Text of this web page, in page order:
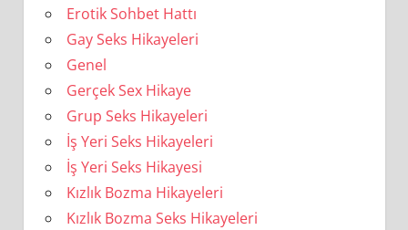
Erotik Sohbet Hattı
Gay Seks Hikayeleri
Genel
Gerçek Sex Hikaye
Grup Seks Hikayeleri
İş Yeri Seks Hikayeleri
İş Yeri Seks Hikayesi
Kızlık Bozma Hikayeleri
Kızlık Bozma Seks Hikayeleri